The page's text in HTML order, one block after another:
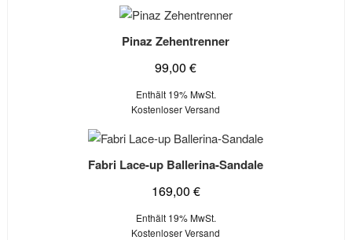
Pinaz Zehentrenner
99,00€
Enthält 19% MwSt.
Kostenloser Versand
Fabri Lace-up Ballerina-Sandale
169,00 €
Enthält 19% MwSt.
Kostenloser Versand